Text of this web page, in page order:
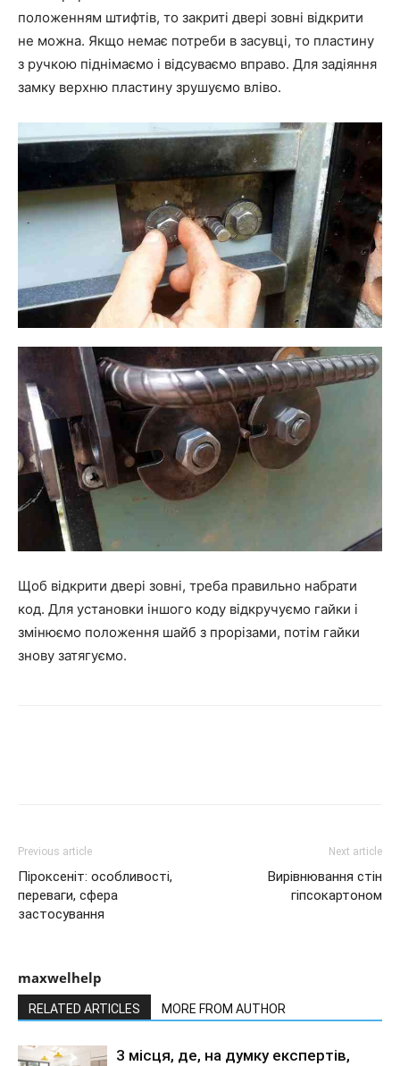
положенням штифтів, то закриті двері зовні відкрити
не можна. Якщо немає потреби в засувці, то пластину
з ручкою піднімаємо і відсуваємо вправо. Для задіяння
замку верхню пластину зрушуємо вліво.
Щоб відкрити двері зовні, треба правильно набрати
код. Для установки іншого коду відкручуємо гайки і
змінюємо положення шайб з прорізами, потім гайки
знову затягуємо.
Previous article
Піроксеніт: особливості,
переваги, сфера
застосування
Next article
Вирівнювання стін
гіпсокартоном
maxwelhelp
RELATED ARTICLES MORE FROM AUTHOR
3 місця, де, на думку експертів,